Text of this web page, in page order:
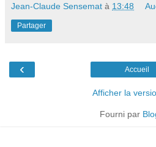
Jean-Claude Sensemat à 13:48
Partager
‹ Accueil
Afficher la
Fourni par